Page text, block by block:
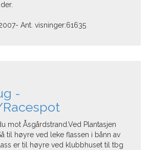
Ant. visninger:61635
-
mot Åsgårdstrand.Ved Plantasjen
til høyre ved leke flassen i bånn av
er til høyre ved klubbhuset til tbg